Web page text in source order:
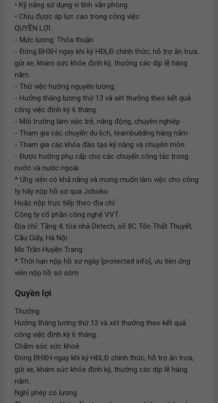
• Kỹ năng sử dụng vi tính văn phòng.
• Chịu được áp lực cao trong công việc
QUYỀN LỢI:
- Mức lương: Thỏa thuận
- Đóng BHXH ngay khi ký HĐLĐ chính thức, hỗ trợ ăn trưa,
gửi xe, khám sức khỏe định kỳ, thưởng các dịp lễ hàng
năm.
- Thử việc hưởng nguyên lương.
- Hưởng tháng lương thứ 13 và xét thưởng theo kết quả
công việc định kỳ 6 tháng.
- Môi trường làm việc trẻ, năng động, chuyên nghiệp
- Tham gia các chuyến du lịch, teambuilding hàng năm
- Tham gia các khóa đào tạo kỹ năng và chuyên môn.
- Được hưởng phụ cấp cho các chuyến công tác trong
nước và nước ngoài.
* Ứng viên có khả năng và mong muốn làm việc cho công
ty hãy nộp hồ sơ qua Joboko
Hoặc nộp trực tiếp theo địa chỉ:
Công ty cổ phần công nghệ VVT
Địa chỉ: Tầng 4, tòa nhà Detech, số 8C Tôn Thất Thuyết,
Cầu Giấy, Hà Nội
Ms Trần Huyền Trang
* Thời hạn nộp hồ sơ ngày [protected info], ưu tiên ứng
viên nộp hồ sơ sớm
Quyền lợi
Thưởng
Hưởng tháng lương thứ 13 và xét thưởng theo kết quả
công việc định kỳ 6 tháng.
Chăm sóc sức khoẻ
Đóng BHXH ngay khi ký HĐLĐ chính thức, hỗ trợ ăn trưa,
gửi xe, khám sức khỏe định kỳ, thưởng các dịp lễ hàng
năm.
Nghỉ phép có lương